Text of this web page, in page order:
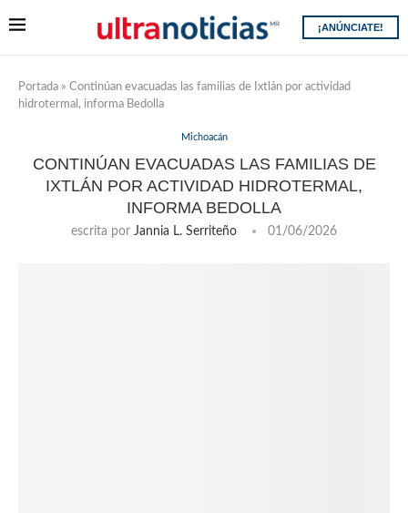
¡ANÚNCIATE!
Portada » Continúan evacuadas las familias de Ixtlán por actividad
hidrotermal, informa Bedolla
Michoacán
CONTINÚAN EVACUADAS LAS FAMILIAS DE
IXTLÁN POR ACTIVIDAD HIDROTERMAL,
INFORMA BEDOLLA
escrita por Jannia L. Serriteño 01/06/2026